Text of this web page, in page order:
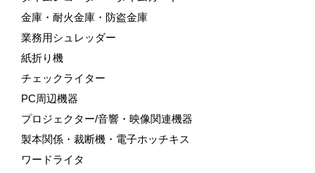
金庫・耐火金庫・防盗金庫
業務用シュレッダー
紙折り機
チェックライター
PC周辺機器
プロジェクター/音響・映像関連機器
製本関係・裁断機・電子ホッチキス
ワードライタ